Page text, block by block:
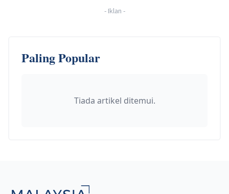
- Iklan -
Paling Popular
Tiada artikel ditemui.